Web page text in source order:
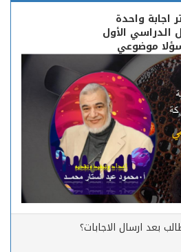
اجابة واحدة
الدراسي الأول
بعد ارسال الاجابات؟